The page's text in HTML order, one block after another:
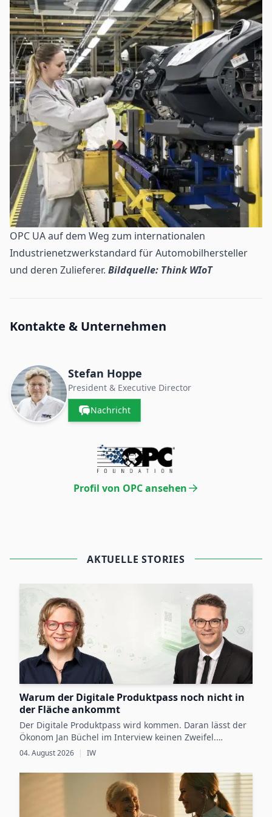
OPC UA auf dem Weg zum internationalen
Industrienetzwerkstandard für Automobilhersteller
und deren Zulieferer. Bildquelle: Think WIoT
Kontakte & Unternehmen
Stefan Hoppe
President & Executive Director
Nachricht
Profil von OPC ansehen
AKTUELLE STORIES
Warum der Digitale Produktpass noch nicht in
der Fläche ankommt
Der Digitale Produktpass wird kommen. Daran lässt der
Ökonom Jan Büchel im Interview keinen Zweifel.
Dennoch besteht zwischen den regulatorischen
Vorgaben, die ab 2027 schrittweise für einzelne
Produktgruppen verbindlich werden, und der
betrieblichen Vorbereitung darauf weiterhin eine Lücke.
04. August 2026 | IW